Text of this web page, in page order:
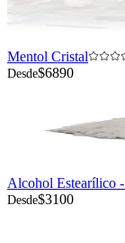
Mentol Cristal
Desde$6890
Alcohol Estearílico
Desde$3100